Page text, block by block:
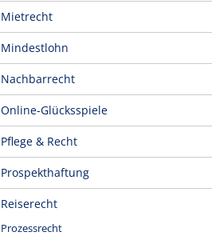
Mietrecht
Mindestlohn
Nachbarrecht
Online-Glücksspiele
Pflege & Recht
Prospekthaftung
Reiserecht
Prozessrecht